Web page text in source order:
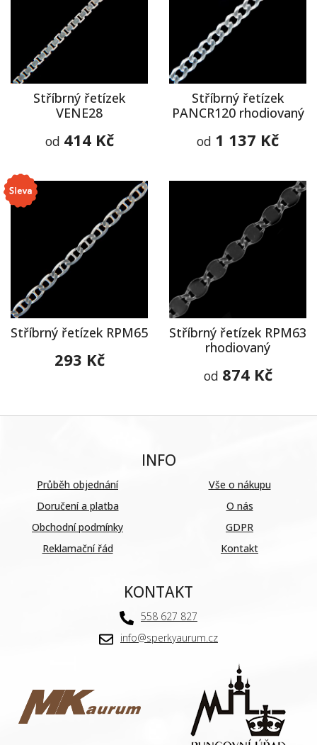
Stříbrný řetízek
VENE28
od 414 Kč
Stříbrný řetízek
PANCR120 rhodiovaný
od 1 137 Kč
Stříbrný řetízek RPM65
293 Kč
Stříbrný řetízek RPM63
rhodiovaný
od 874 Kč
INFO
Průběh objednání
Doručení a platba
Obchodní podmínky
Reklamační řád
Vše o nákupu
O nás
GDPR
Kontakt
KONTAKT
558 627 827
info@sperkyaurum.cz